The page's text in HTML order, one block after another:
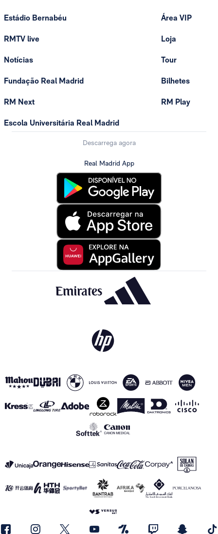
Estádio Bernabéu
RMTV live
Notícias
Fundação Real Madrid
RM Next
Escola Universitária Real Madrid
Área VIP
Loja
Tour
Bilhetes
RM Play
Descarrega agora
Real Madrid App